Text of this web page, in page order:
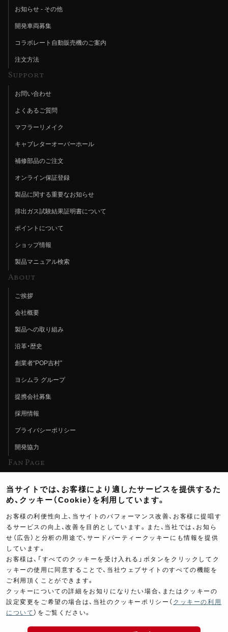
お知らせ - その他
開発車両募集
コラボレート自動販売機のご案内
注文方法
Support
お問い合わせ
よくあるご質問
マフラーリメイク
キャブレターオーバーホール
補修部品のご注文
オンライン保証登録
製品に関する重要なお知らせ
排出ガス試験結果証明書について
ポイントについて
ショップ情報
製品マニュアル検索
About
ご挨拶
会社概要
製品への取り組み
沿革・歴史
創業者“POP吉村”
ヨシムラ グループ
提携会社募集
採用情報
プライバシーポリシー
開発協力
Fan Page
ヨシムラTV
イベント情報
イベントスケジュール
ツーリングブレイクタイム
製品ポスター
当サイトでは、お客様により適したサービスを提供するた
め、クッキー（Cookie）を利用しています。
お客様の利便性向上、当サイトのパフォーマンス改善、お客様に提唱す
るサービスの向上、改善を目的としています。また、当社では、お知ら
せ（広告）と分析の用途で、サードパーティークッキーにも情報を提供
しています。
お客様は、「すべてのクッキーを受け入れる」ボタンをクリックしてク
ッキーの使用に同意することで、当社ウェブサイトのすべての機能を
ご利用頂くことができます。
クッキーについての詳細をお知りになりたい場合、またはクッキーの
設定変更をご希望の場合は、当社のクッキーポリシー（ クッキーの利用
について ）をご覧ください。